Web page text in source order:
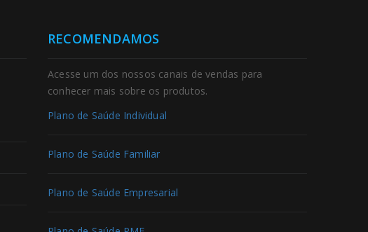
RECOMENDAMOS
Acesse um dos nossos canais de vendas para
conhecer mais sobre os produtos.
Plano de Saúde Individual
Plano de Saúde Familiar
Plano de Saúde Empresarial